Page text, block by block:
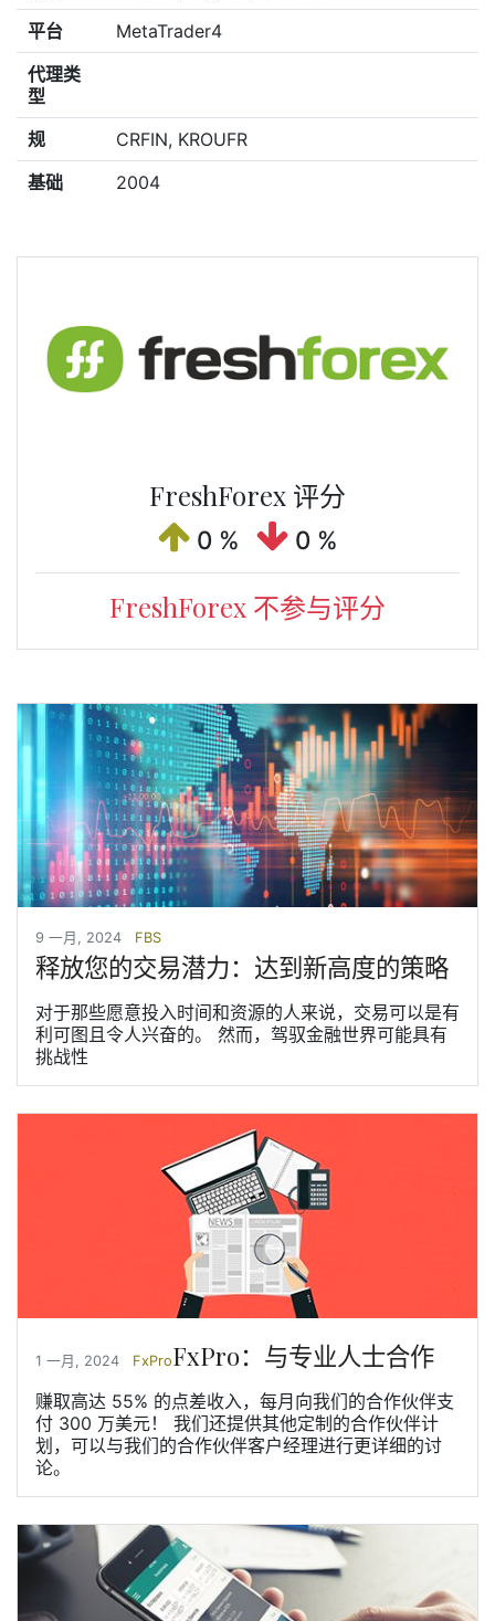
平台
MetaTrader4
代理类
型
规
CRFIN, KROUFR
基础
2004
FreshForex 评分
0 % 0 %
FreshForex 不参与评分
9 一月, 2024 FBS
释放您的交易潜力：达到新高度的策略
对于那些愿意投入时间和资源的人来说，交易可以是有
利可图且令人兴奋的。 然而，驾驭金融世界可能具有
挑战性
1 一月, 2024 FxProFxPro：与专业人士合作
赚取高达 55% 的点差收入，每月向我们的合作伙伴支
付 300 万美元！ 我们还提供其他定制的合作伙伴计
划，可以与我们的合作伙伴客户经理进行更详细的讨
论。